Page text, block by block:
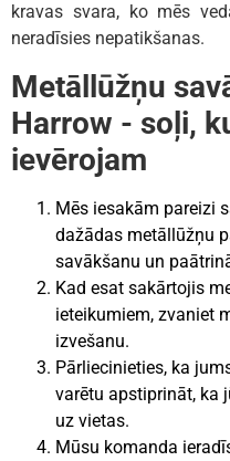
kravas svara, ko mēs
neradīsies nepatikšanas.
Metāllūžņu
Harrow - soļi,
ievērojam
Mēs iesakām pareizi
dažādas metāllūžņu
savākšanu un
Kad esat sakārtojis
ieteikumiem, zvaniet
izvešanu.
Pārliecinieties, ka
varētu apstiprināt, ka
uz vietas.
Mūsu komanda